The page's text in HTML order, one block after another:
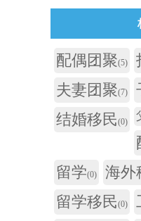
配偶团聚(5)
夫妻团聚(7)
结婚移民(0)
留学(0) 海外
留学移民(0)